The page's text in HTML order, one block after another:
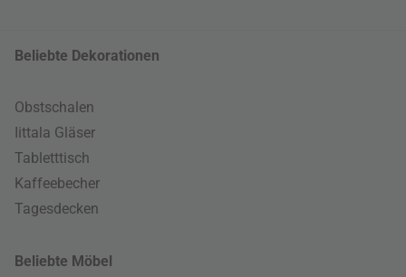
Beliebte Dekorationen
Obstschalen
Iittala Gläser
Tabletttisch
Kaffeebecher
Tagesdecken
Beliebte Möbel